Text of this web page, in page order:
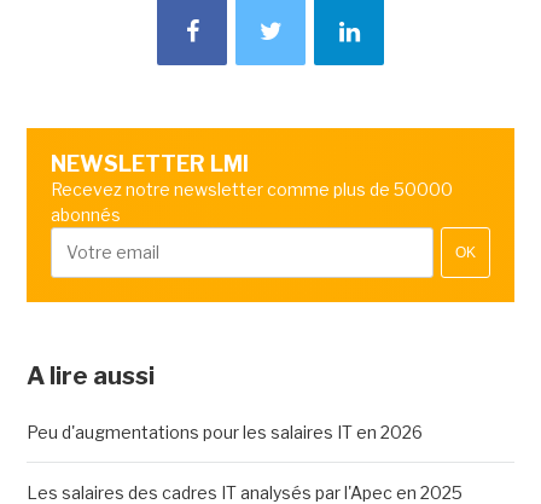
NEWSLETTER LMI
Recevez notre newsletter comme plus de 50000
abonnés
OK
A lire aussi
Peu d'augmentations pour les salaires IT en 2026
Les salaires des cadres IT analysés par l'Apec en 2025